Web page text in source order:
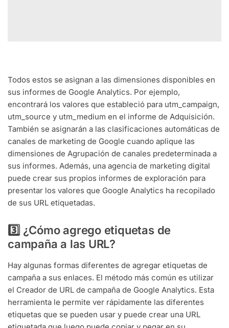
Todos estos se asignan a las dimensiones disponibles en
sus informes de Google Analytics. Por ejemplo,
encontrará los valores que estableció para utm_campaign,
utm_source y utm_medium en el informe de Adquisición.
También se asignarán a las clasificaciones automáticas de
canales de marketing de Google cuando aplique las
dimensiones de Agrupación de canales predeterminada a
sus informes. Además, una agencia de marketing digital
puede crear sus propios informes de exploración para
presentar los valores que Google Analytics ha recopilado
de sus URL etiquetadas.
3️⃣ ¿Cómo agrego etiquetas de
campaña a las URL?
Hay algunas formas diferentes de agregar etiquetas de
campaña a sus enlaces. El método más común es utilizar
el Creador de URL de campaña de Google Analytics. Esta
herramienta le permite ver rápidamente las diferentes
etiquetas que se pueden usar y puede crear una URL